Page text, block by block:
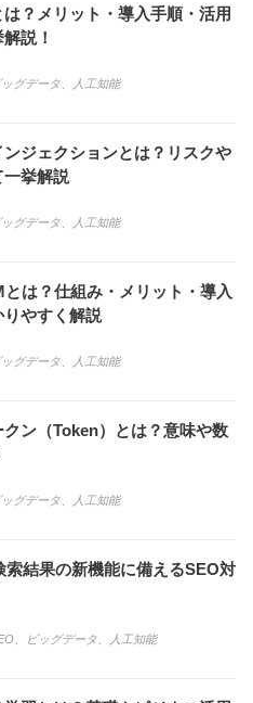
？メリット・導入手順・活用
説！
ッグデータ 人工知能
ンジェクションとは？リスクや
一挙解説
ッグデータ 人工知能
は？仕組み・メリット・導入
やすく解説
ッグデータ 人工知能
ン（Token）とは？意味や数
ッグデータ 人工知能
索結果の新機能に備えるSEO対
ビッグデータ 人工知能